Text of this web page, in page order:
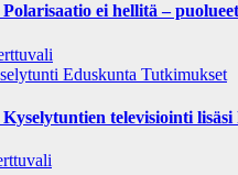
ei hellitä –
Eduskunta Tutkimukset
televisiointi lisäsi